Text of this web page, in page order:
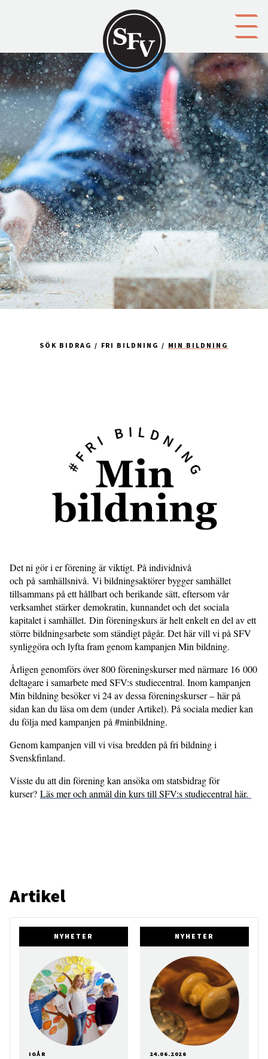
SÖK BIDRAG FRI BILDNING MIN BILDNING
Det ni gör i er förening är viktigt. På individnivå
och på samhällsnivå. Vi bildningsaktörer bygger samhället
tillsammans på ett hållbart och berikande sätt, eftersom vår
verksamhet stärker demokratin, kunnandet och det sociala
kapitalet i samhället. Din föreningskurs är helt enkelt en del av ett
större bildningsarbete som ständigt pågår. Det här vill vi på SFV
synliggöra och lyfta fram genom kampanjen Min bildning.
Årligen genomförs över 800 föreningskurser med närmare 16 000
deltagare i samarbete med SFV:s studiecentral. Inom kampanjen
Min bildning besöker vi 24 av dessa föreningskurser – här på
sidan kan du läsa om dem (under Artikel). På sociala medier kan
du följa med kampanjen på #minbildning.
Genom kampanjen vill vi visa bredden på fri bildning i
Svenskfinland.
Visste du att din förening kan ansöka om statsbidrag för
kurser? Läs mer och anmäl din kurs till SFV:s studiecentral här.
Artikel
NYHETER
IGÅR
NYHETER
24.06.2026